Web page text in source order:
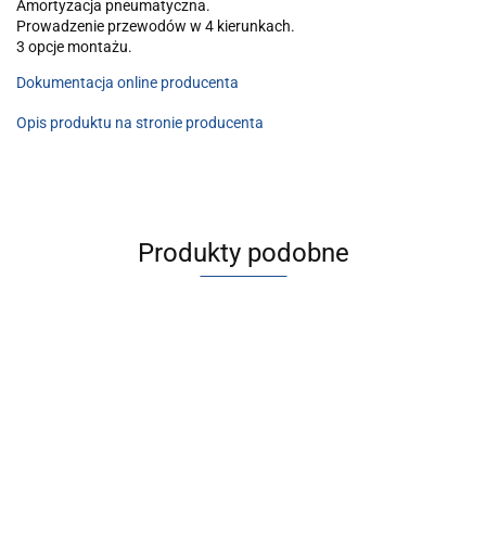
Amortyzacja pneumatyczna.
Prowadzenie przewodów w 4 kierunkach.
3 opcje montażu.
Dokumentacja online producenta
Opis produktu na stronie producenta
Produkty podobne